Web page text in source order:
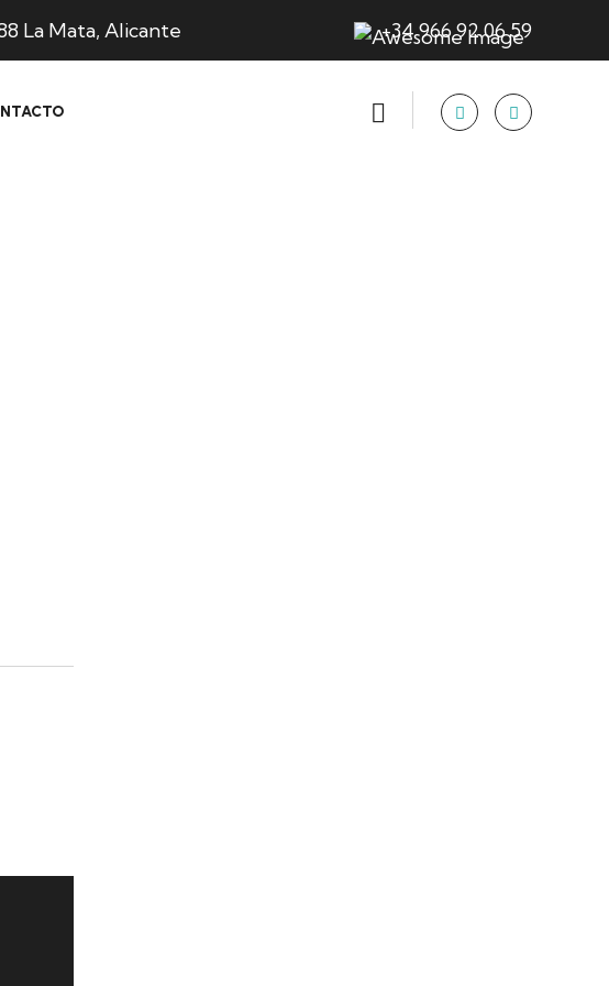
La Mata, Alicante +34 966 92 06 59